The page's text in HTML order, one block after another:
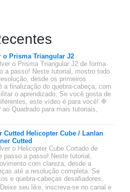
o Prisma Triangular J2
o Prisma Triangular J2 de forma
a passo! Neste tutorial, mostro todo
desde os primeiros
a finalização do quebra-cabeça, com
o aprendizado. Se você gosta de
este vídeo é para você! 🔷
Quadrado para mais tutoriais,
Cutted Helicopter Cube / Lanlan
Cutted
o Helicopter Cube Cortado de
passo a passo! Neste tutorial,
com clareza, desde a
até a resolução completa. Se
e quebra-cabeças desafiadores,
seu like, inscreva-se no canal e